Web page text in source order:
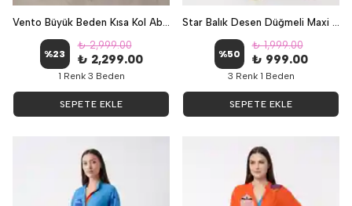
Vento Büyük Beden Kısa Kol Abiye Takım - Siyah
%23
₺ 2,999.00
₺ 2,299.00
1 Renk 3 Beden
SEPETE EKLE
Star Balık Desen Düğmeli Maxi Elbise - Siyah
%50
₺ 1,999.00
₺ 999.00
3 Renk 1 Beden
SEPETE EKLE